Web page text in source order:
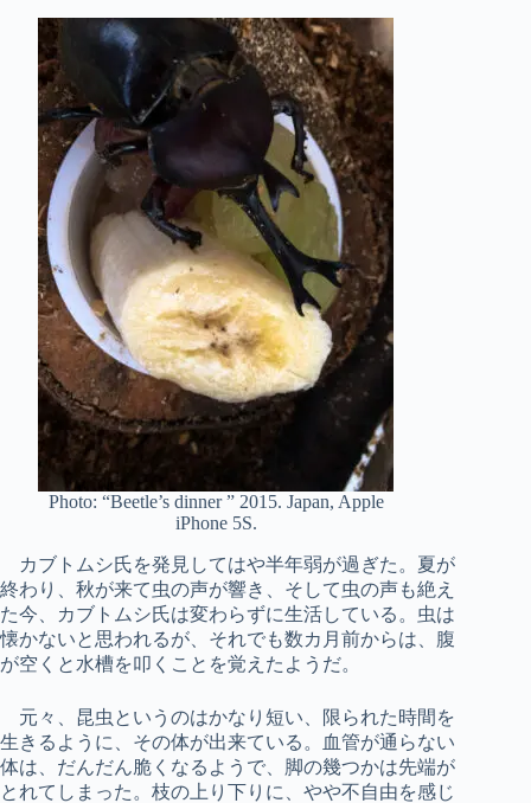
Photo: “Beetle’s dinner ” 2015. Japan, Apple
iPhone 5S.
カブトムシ氏を発見してはや半年弱が過ぎた。夏が
終わり、秋が来て虫の声が響き、そして虫の声も絶え
た今、カブトムシ氏は変わらずに生活している。虫は
懐かないと思われるが、それでも数カ月前からは、腹
が空くと水槽を叩くことを覚えたようだ。
元々、昆虫というのはかなり短い、限られた時間を
生きるように、その体が出来ている。血管が通らない
体は、だんだん脆くなるようで、脚の幾つかは先端が
とれてしまった。枝の上り下りに、やや不自由を感じ